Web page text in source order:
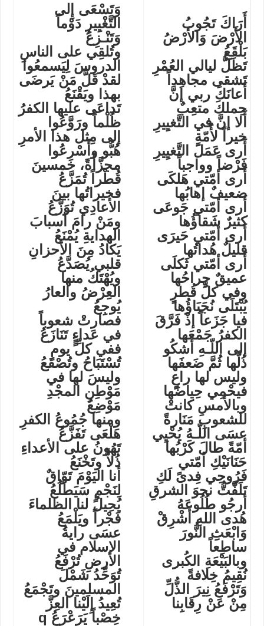
أَرَاكَ تَجُوبُ
الأَرْضَ وَالأَرْضُ
بَلْقَعُ
تَظَلُّ ليالي العُمْرِ
تَشقى مجاهِداً
أَعانَكَ ربي إنَّ
حِملكَ متعِبٌ
أَلا إنَّ في التَّغيِيرِ
خيراً لأُمّةٍ
أَرى عَمَلَ التَّغيِيرِ
فَرْضاً وواجباً
أَرى أمّتي هَلكَى
ضعيفٌ إهابُها
أَرى أمّتي جَوعَى
كثيرٌ شَقاؤُها
أَرى أمّتي حَيرَى
قليلٌ هُداتُها
أَرى أمّتي ثَكلَى
عميقٌ جِراحُها
وفي كلِّ قُطرٍ
يُبْتَلَى نُجَبَاؤُها
فيا جَزَعاً إذْ فَرَّقَ
الكفرُ جَمْعَها
إلى اللّـهِ أشكُو
ذُلَّها ثُمَّ ضَعفَها
وليس لها راعٍٍ
فيحْمِي حِياضَها
وبالأمسِ كانتْ
للشعوبِ مَنَارةً
عسَى اللّـهُ يُحْيِي
أمّةً طالَ كَرْبُها
حَنَانَيْكِ أمّتي
فَرُوحِي فِدىً لَكِ
تَلَفَّتُّ نحوَ الشرقِ
أرجُو طُلُوعَهُ
هُدى اللهِ أَشْرِقْ
وَابْعَثِِ النُّورَ
ساطِعاً
وبالبَيْعَةِ الكُبرى
نُقِيمُ خِلافةً
وَتَرْفَعُ نِيرَ الذُّلِّ
مِنْ عَنْ رِقَابِنا
وَتَسْعَى إِلى
التَّغْيِيرِ دَوْماً
وَتَنْـزِعُ
وتُلقِي على الناسِ
الدروسَ لِيَسمعُوا
لقدْ قَلَّ مَنْ يَرضَى
بهذا ويَقْنَعُ
تَداعَى عليها الكفرُ
ظُلْماً ورَوَّعُوا
إلى مِثل هذا الأمرِ
هُبُّو وأَسْرِعُوا
مجزَّأَةً، خمسينَ
قُطْراً تُمَزَّعُ
فخيراتُها بينَ
الأعادِي تُوَزَّعُ
ومَنْ رامَ أسبابَ
الهدايةِ يُمْنَعُ
يَكادُ مِنَ الأحزانِ
قلبي يُصَدَّعُ
ويُهْتَكُ منها
العِرْضُ والعارُ
يُوجِعُ
فصارتْ شعوباً
في عَداءٍٍ تَنَازَعُ
ففي كلِّ يومٍ
تُسْتَبَاحُ وتُصْفَعُ
وليسَ لها في
مَوْطِنِ المجْدِ
مَوْضِعُ
ومنها جُمُوعُ الكفرِ
هَلْعَى تَفَزَّعُ
تَهُونُ على الأعداءِ
ذُلاًّ وتَخْنَعُ
أنا اليَوْمَ تَوّاقٌ
لِنَجْمٍ سَيَطْلُعُ
يُحِيلُ لنا الظلماءَ
فَجْراً ويَلْمَعُ
عسَى رايةُ
الإسلام في
الأرضِ تُرْفَعُ
تُوَحِّدُ شَمْلَ
المسلمينَ وتَجْمَعُ
تُعِيدُ إِلَيْنا العِزَّ
خِصْباً يَرَعْرَعُq